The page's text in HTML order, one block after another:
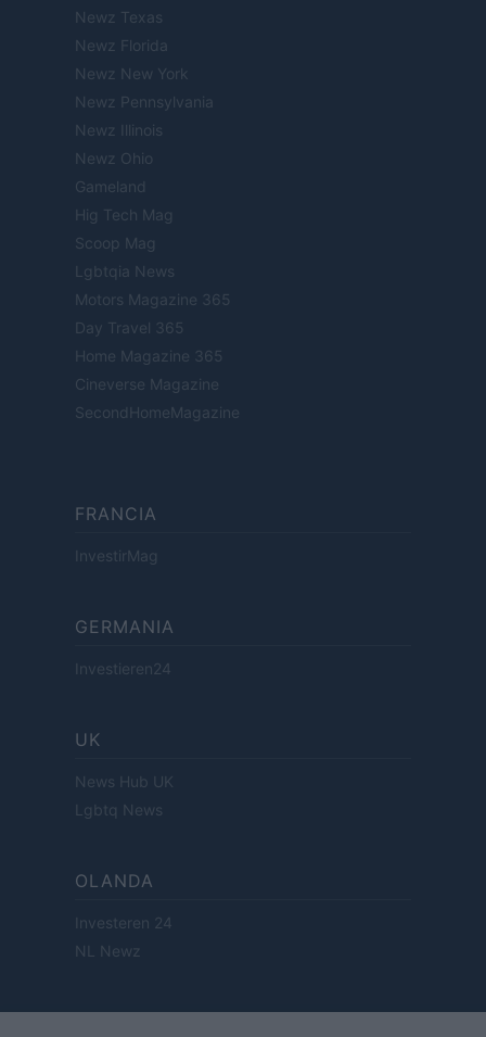
Newz Texas
Newz Florida
Newz New York
Newz Pennsylvania
Newz Illinois
Newz Ohio
Gameland
Hig Tech Mag
Scoop Mag
Lgbtqia News
Motors Magazine 365
Day Travel 365
Home Magazine 365
Cineverse Magazine
SecondHomeMagazine
FRANCIA
InvestirMag
GERMANIA
Investieren24
UK
News Hub UK
Lgbtq News
OLANDA
Investeren 24
NL Newz